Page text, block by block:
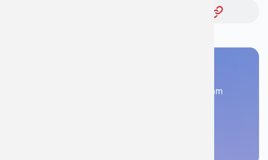
Đăng kí ngay để được các chuyên gia tư vấn và khám